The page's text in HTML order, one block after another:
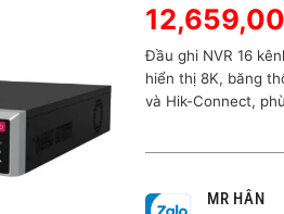
Đầu ghi NVR 16
hiển thị 8K, băng
và Hik-Connect,
MR HÂN